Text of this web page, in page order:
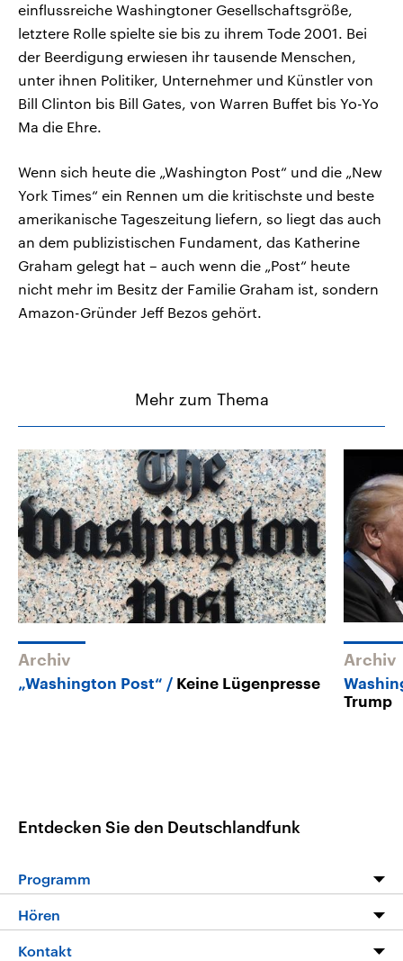
einflussreiche Washingtoner Gesellschaftsgröße,
letztere Rolle spielte sie bis zu ihrem Tode 2001. Bei
der Beerdigung erwiesen ihr tausende Menschen,
unter ihnen Politiker, Unternehmer und Künstler von
Bill Clinton bis Bill Gates, von Warren Buffet bis Yo-Yo
Ma die Ehre.
Wenn sich heute die „Washington Post“ und die „New
York Times“ ein Rennen um die kritischste und beste
amerikanische Tageszeitung liefern, so liegt das auch
an dem publizistischen Fundament, das Katherine
Graham gelegt hat – auch wenn die „Post“ heute
nicht mehr im Besitz der Familie Graham ist, sondern
Amazon-Gründer Jeff Bezos gehört.
Mehr zum Thema
Archiv
„Washington Post“ Keine Lügenpresse
Archiv
Trump
Entdecken Sie den Deutschlandfunk
Programm
Programm
Hören
Livestream
Kontakt